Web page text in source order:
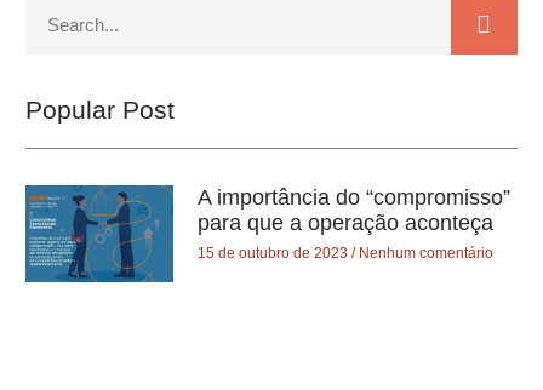
Popular Post
A importância do “compromisso”
para que a operação aconteça
15 de outubro de 2023 Nenhum comentário